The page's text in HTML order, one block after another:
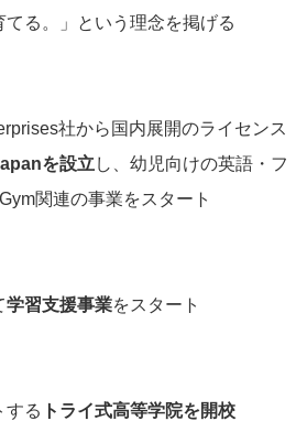
る。」という理念を掲げる
社から国内展開のライセンス
を設立 し、幼児向けの英語・フ
関連の事業をスタート
学習支援事業をスタート
する トライ式高等学院を開校